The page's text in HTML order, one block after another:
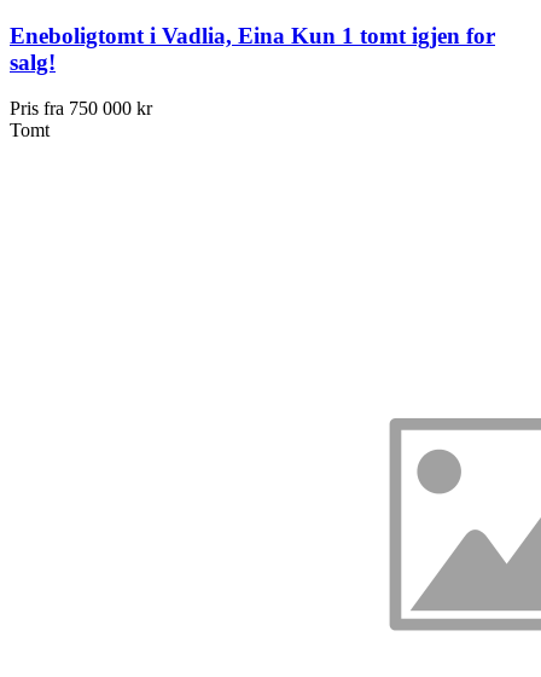
Eneboligtomt i Vadlia, Eina Kun 1 tomt igjen for
salg!
Pris fra 750 000 kr
Tomt